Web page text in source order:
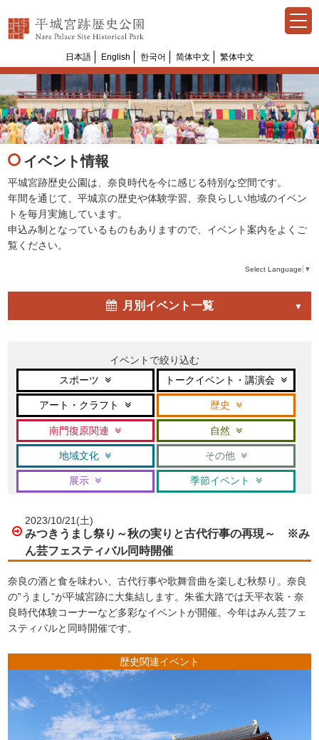
日本語 English 한국어 简体中文 繁体中文
イベント情報
平城宮跡歴史公園は、奈良時代を今に感じる特別な空間です。
年間を通じて、平城京の歴史や体験学習、奈良らしい地域のイベン
トを毎月実施しています。
申込み制となっているものもありますので、イベント案内をよくご
覧ください。
Select Language ▼
月別イベント一覧
イベントで絞り込む
スポーツ
トークイベント・講演会
アート・クラフト 歴史
南門復原関連 自然
地域文化 その他
展示 季節イベント
2023/10/21(土)
みつきうまし祭り～秋の実りと古代行事の再現～ ※み
ん芸フェスティバル同時開催
奈良の酒と食を味わい、古代行事や歌舞音曲を楽しむ秋祭り。奈良
の”うまし”が平城宮跡に大集結します。朱雀大路では天平衣装・奈
良時代体験コーナーなど多彩なイベントが開催。今年はみん芸フェ
スティバルと同時開催です。
歴史関連イベント